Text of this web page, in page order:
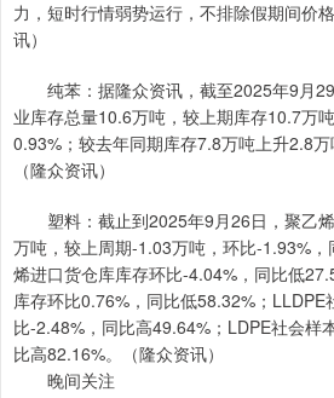
力，短时行情弱势运行，不排除假期间价
讯）
纯苯：据隆众资讯，截至2025年9月
业库存总量10.6万吨，较上期库存10.7万
0.93%；较去年同期库存7.8万吨上升2.8万
（隆众资讯）
塑料：截止到2025年9月26日，聚乙
万吨，较上周期-1.03万吨，环比-1.93%
烯进口货仓库库存环比-4.04%，同比低
库存环比0.76%，同比低58.32%；LLDPE
比-2.48%，同比高49.64%；LDPE社会样
比高82.16%。（隆众资讯）
晚间关注